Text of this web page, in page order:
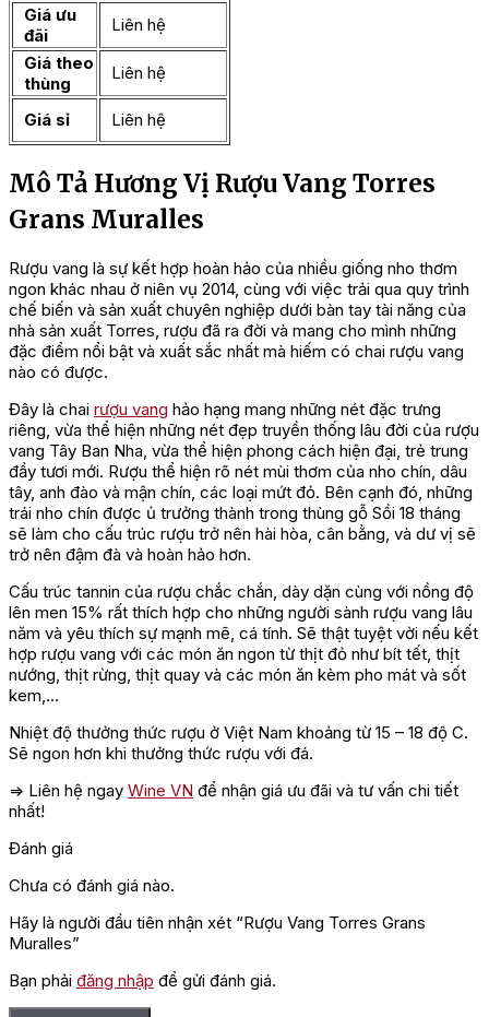
Giá ưu
đãi
Liên hệ
Giá theo
thùng
Liên hệ
Giá sỉ Liên hệ
Mô Tả Hương Vị Rượu Vang Torres
Grans Muralles
Rượu vang là sự kết hợp hoàn hảo của nhiều giống nho thơm
ngon khác nhau ở niên vụ 2014, cùng với việc trải qua quy trình
chế biến và sản xuất chuyên nghiệp dưới bàn tay tài năng của
nhà sản xuất Torres, rượu đã ra đời và mang cho mình những
đặc điểm nổi bật và xuất sắc nhất mà hiếm có chai rượu vang
nào có được.
Đây là chai rượu vang hảo hạng mang những nét đặc trưng
riêng, vừa thể hiện những nét đẹp truyền thống lâu đời của rượu
vang Tây Ban Nha, vừa thể hiện phong cách hiện đại, trẻ trung
đầy tươi mới. Rượu thể hiện rõ nét mùi thơm của nho chín, dâu
tây, anh đào và mận chín, các loại mứt đỏ. Bên cạnh đó, những
trái nho chín được ủ trưởng thành trong thùng gỗ Sồi 18 tháng
sẽ làm cho cấu trúc rượu trở nên hài hòa, cân bằng, và dư vị sẽ
trở nên đậm đà và hoàn hảo hơn.
Cấu trúc tannin của rượu chắc chắn, dày dặn cùng với nồng độ
lên men 15% rất thích hợp cho những người sành rượu vang lâu
năm và yêu thích sự mạnh mẽ, cá tính. Sẽ thật tuyệt vời nếu kết
hợp rượu vang với các món ăn ngon từ thịt đỏ như bít tết, thịt
nướng, thịt rừng, thịt quay và các món ăn kèm pho mát và sốt
kem,…
Nhiệt độ thưởng thức rượu ở Việt Nam khoảng từ 15 – 18 độ C.
Sẽ ngon hơn khi thưởng thức rượu với đá.
=> Liên hệ ngay Wine VN để nhận giá ưu đãi và tư vấn chi tiết
nhất!
Đánh giá
Chưa có đánh giá nào.
Hãy là người đầu tiên nhận xét “Rượu Vang Torres Grans
Muralles”
Bạn phải đăng nhập để gửi đánh giá.